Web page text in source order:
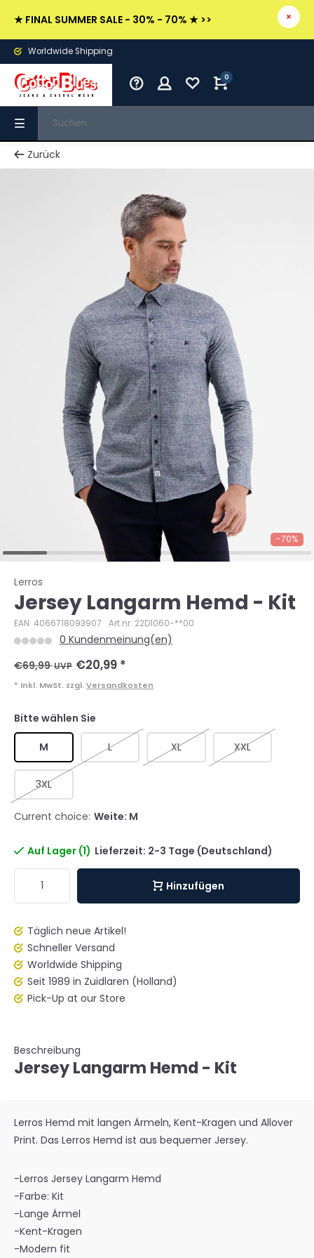
★ FINAL SUMMER SALE - 30% - 70% ★ >>
Worldwide Shipping
0
Zurück
-70%
Lerros
Jersey Langarm Hemd - Kit
EAN: 4066718093907 Art.nr: 22D1060-**00
0 Kundenmeinung(en)
€69,99UVP €20,99 *
* Inkl. MwSt. zzgl. Versandkosten
Bitte wählen Sie
M L XL XXL
3XL
Current choice: Weite: M
Auf Lager (1) Lieferzeit: 2-3 Tage (Deutschland)
Hinzufügen
Täglich neue Artikel!
Schneller Versand
Worldwide Shipping
Seit 1989 in Zuidlaren (Holland)
Pick-Up at our Store
Beschreibung
Jersey Langarm Hemd - Kit
Lerros Hemd mit langen Ärmeln, Kent-Kragen und Allover
Print. Das Lerros Hemd ist aus bequemer Jersey.
-Lerros Jersey Langarm Hemd
-Farbe: Kit
-Lange Ärmel
-Kent-Kragen
-Modern fit